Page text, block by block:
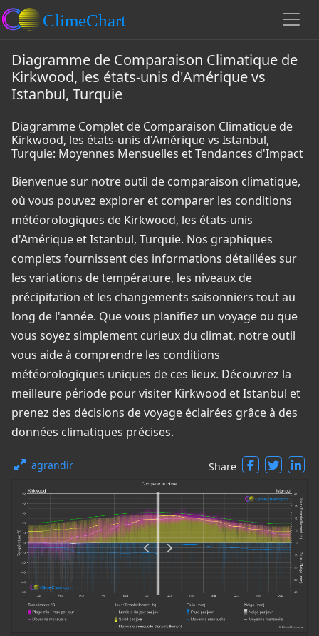
Diagramme de Comparaison Climatique de
Kirkwood, les états-unis d'Amérique vs
Istanbul, Turquie
Diagramme Complet de Comparaison Climatique de
Kirkwood, les états-unis d'Amérique vs Istanbul,
Turquie: Moyennes Mensuelles et Tendances d'Impact
Bienvenue sur notre outil de comparaison climatique,
où vous pouvez explorer et comparer les conditions
météorologiques de Kirkwood, les états-unis
d'Amérique et Istanbul, Turquie. Nos graphiques
complets fournissent des informations détaillées sur
les variations de température, les niveaux de
précipitation et les changements saisonniers tout au
long de l'année. Que vous planifiez un voyage ou que
vous soyez simplement curieux du climat, notre outil
vous aide à comprendre les conditions
météorologiques uniques de ces lieux. Découvrez la
meilleure période pour visiter Kirkwood et Istanbul et
prenez des décisions de voyage éclairées grâce à des
données climatiques précises.
agrandir Share